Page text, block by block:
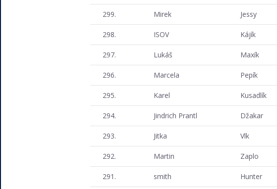
299. Mirek Jessy
298. ISOV Kájík
297. Lukáš Maxík
296. Marcela Pepík
295. Karel Kusadlík
294. Jindrich Prantl Džakar
293. Jitka Vlk
292. Martin Zaplo
291. smith Hunter